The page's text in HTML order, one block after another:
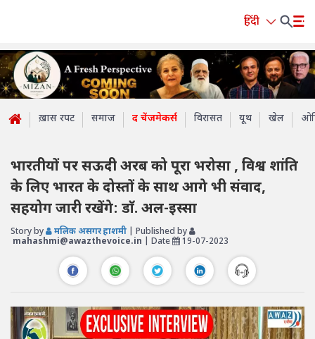
हिंदी
ख़ास रपट समाज द चेंजमेकर्स विरासत यूथ खेल
भारतीयों पर सऊदी अरब को पूरा भरोसा , विश्व शांति
के लिए भारत के दोस्तों के साथ आगे भी संवाद,
सहयोग जारी रखेंगे: डाॅ. अल-इस्सा
Story by मलिक असगर हाशमी | Published by
mahashmi@awazthevoice.in | Date 19-07-2023